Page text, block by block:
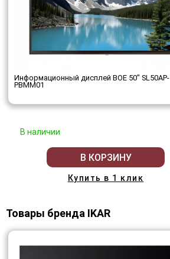
Информационный дисплей BOE 50" SL50AP-
PBMM01
В наличии
В КОРЗИНУ
Купить в 1 клик
Товары бренда IKAR